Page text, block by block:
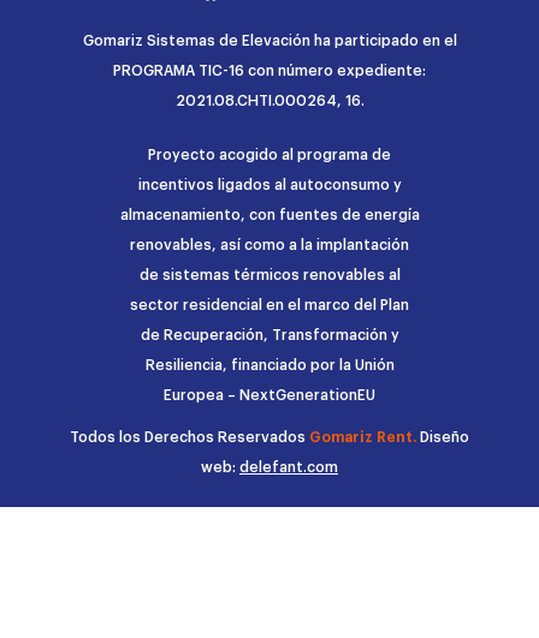
Gomariz Sistemas de Elevación ha participado en el
PROGRAMA TIC-16 con número expediente:
2021.08.CHTI.000264, 16.
Proyecto acogido al programa de
incentivos ligados al autoconsumo y
almacenamiento, con fuentes de energía
renovables, así como a la implantación
de sistemas térmicos renovables al
sector residencial en el marco del Plan
de Recuperación, Transformación y
Resiliencia, financiado por la Unión
Europea – NextGenerationEU
Todos los Derechos Reservados Gomariz Rent. Diseño
web: delefant.com